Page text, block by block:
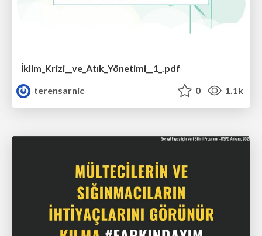
İklim_Krizi__ve_Atık_Yönetimi__1_.pdf
terensarnic
0 1.1k